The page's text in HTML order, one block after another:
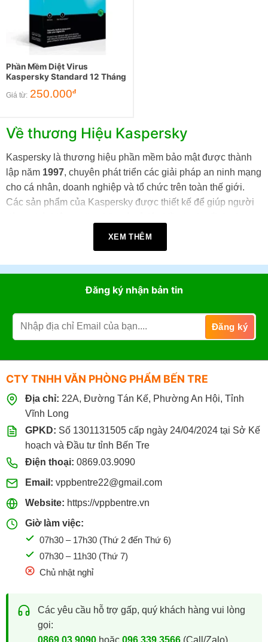
Phần Mềm Diệt Virus
Kaspersky Standard 12 Tháng
Giá từ: 250.000đ
Về thương Hiệu Kaspersky
Kaspersky là thương hiệu phần mềm bảo mật được thành
lập năm 1997, chuyên phát triển các giải pháp an ninh mạng
cho cá nhân, doanh nghiệp và tổ chức trên toàn thế giới.
Các sản phẩm của Kaspersky được thiết kế để giúp người
số, đồng thời bảo vệ quyền riêng tư và dữ liệu cá nhân.
Các sản phẩm của Kaspersky
Kaspersky cung cấp nhiều giải pháp bảo mật đáp ứng các
Kaspersky Standard
Gia hạn bản quyền Kaspersky
Bản quyền cho nhiều thiết bị
Mua bản quyền Kaspersky chính
hãng tại VPP Bến Tre
VPP Bến Trecung cấp các sản phẩm bản quyền Kaspersky
dành cho cá nhân, hộ kinh doanh và doanh nghiệp.
Khi mua hàng tại VPP Bến Tre, khách hàng được:
Cam kết bản quyền chính hãng.
Hỗ trợ lựa chọn gói phù hợp.
Hướng dẫn kích hoạt và sử dụng.
XEM THÊM
Đăng ký nhận bản tin
CTY TNHH VĂN PHÒNG PHẨM BẾN TRE
Địa chỉ: 22A, Đường Tán Kế, Phường An Hội, Tỉnh
Vĩnh Long
GPKD: Số 1301131505 cấp ngày 24/04/2024 tại Sở Kế
hoạch và Đầu tư tỉnh Bến Tre
Điện thoại: 0869.03.9090
Email: vppbentre22@gmail.com
Website: https://vppbentre.vn
Giờ làm việc:
07h30 – 17h30 (Thứ 2 đến Thứ 6)
07h30 – 11h30 (Thứ 7)
Chủ nhật nghỉ
Các yêu cầu hỗ trợ gấp, quý khách hàng vui lòng
gọi:
0869 03 9090hoặc 096 339 3566(Call/Zalo)